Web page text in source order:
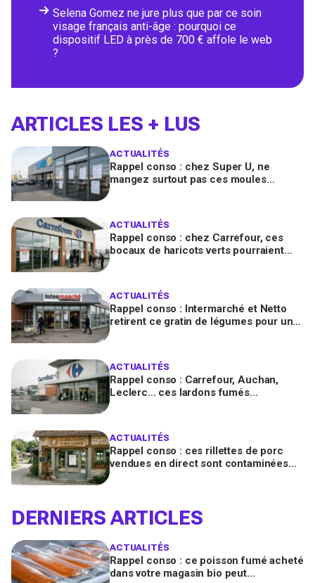
Selena Gomez ne jure plus que par ce soin
visage français anti-âge : pourquoi ce
dispositif LED à près de 700 € affole le web
?
ARTICLES LES + LUS
ACTUALITÉS
Rappel conso : chez Super U, ne
mangez surtout pas ces moules
ACTUALITÉS
Rappel conso : chez Carrefour, ces
bocaux de haricots verts pourraient
ACTUALITÉS
Rappel conso : Intermarché et Netto
retirent ce gratin de légumes pour un
ACTUALITÉS
Rappel conso : Carrefour, Auchan,
Leclerc... ces lardons fumés
ACTUALITÉS
Rappel conso : ces rillettes de porc
vendues en direct sont contaminées
DERNIERS ARTICLES
ACTUALITÉS
Rappel conso : ce poisson fumé acheté
dans votre magasin bio peut